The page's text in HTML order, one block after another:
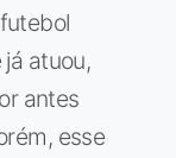
atuou,
antes
esse